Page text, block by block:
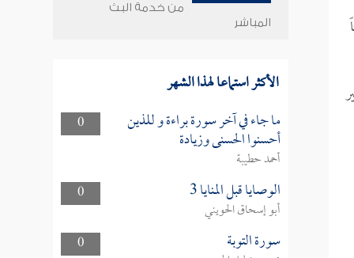
من خدمة البث
المباشر
الأكثر استماعا لهذا الشهر
0 ما جاء في آخر سورة براءة و للذين
أحسنوا الحسنى وزيادة
أحمد حطيبة
0
الوصايا قبل المنايا 3
أبو إسحاق الحويني
0
سورة التوبة